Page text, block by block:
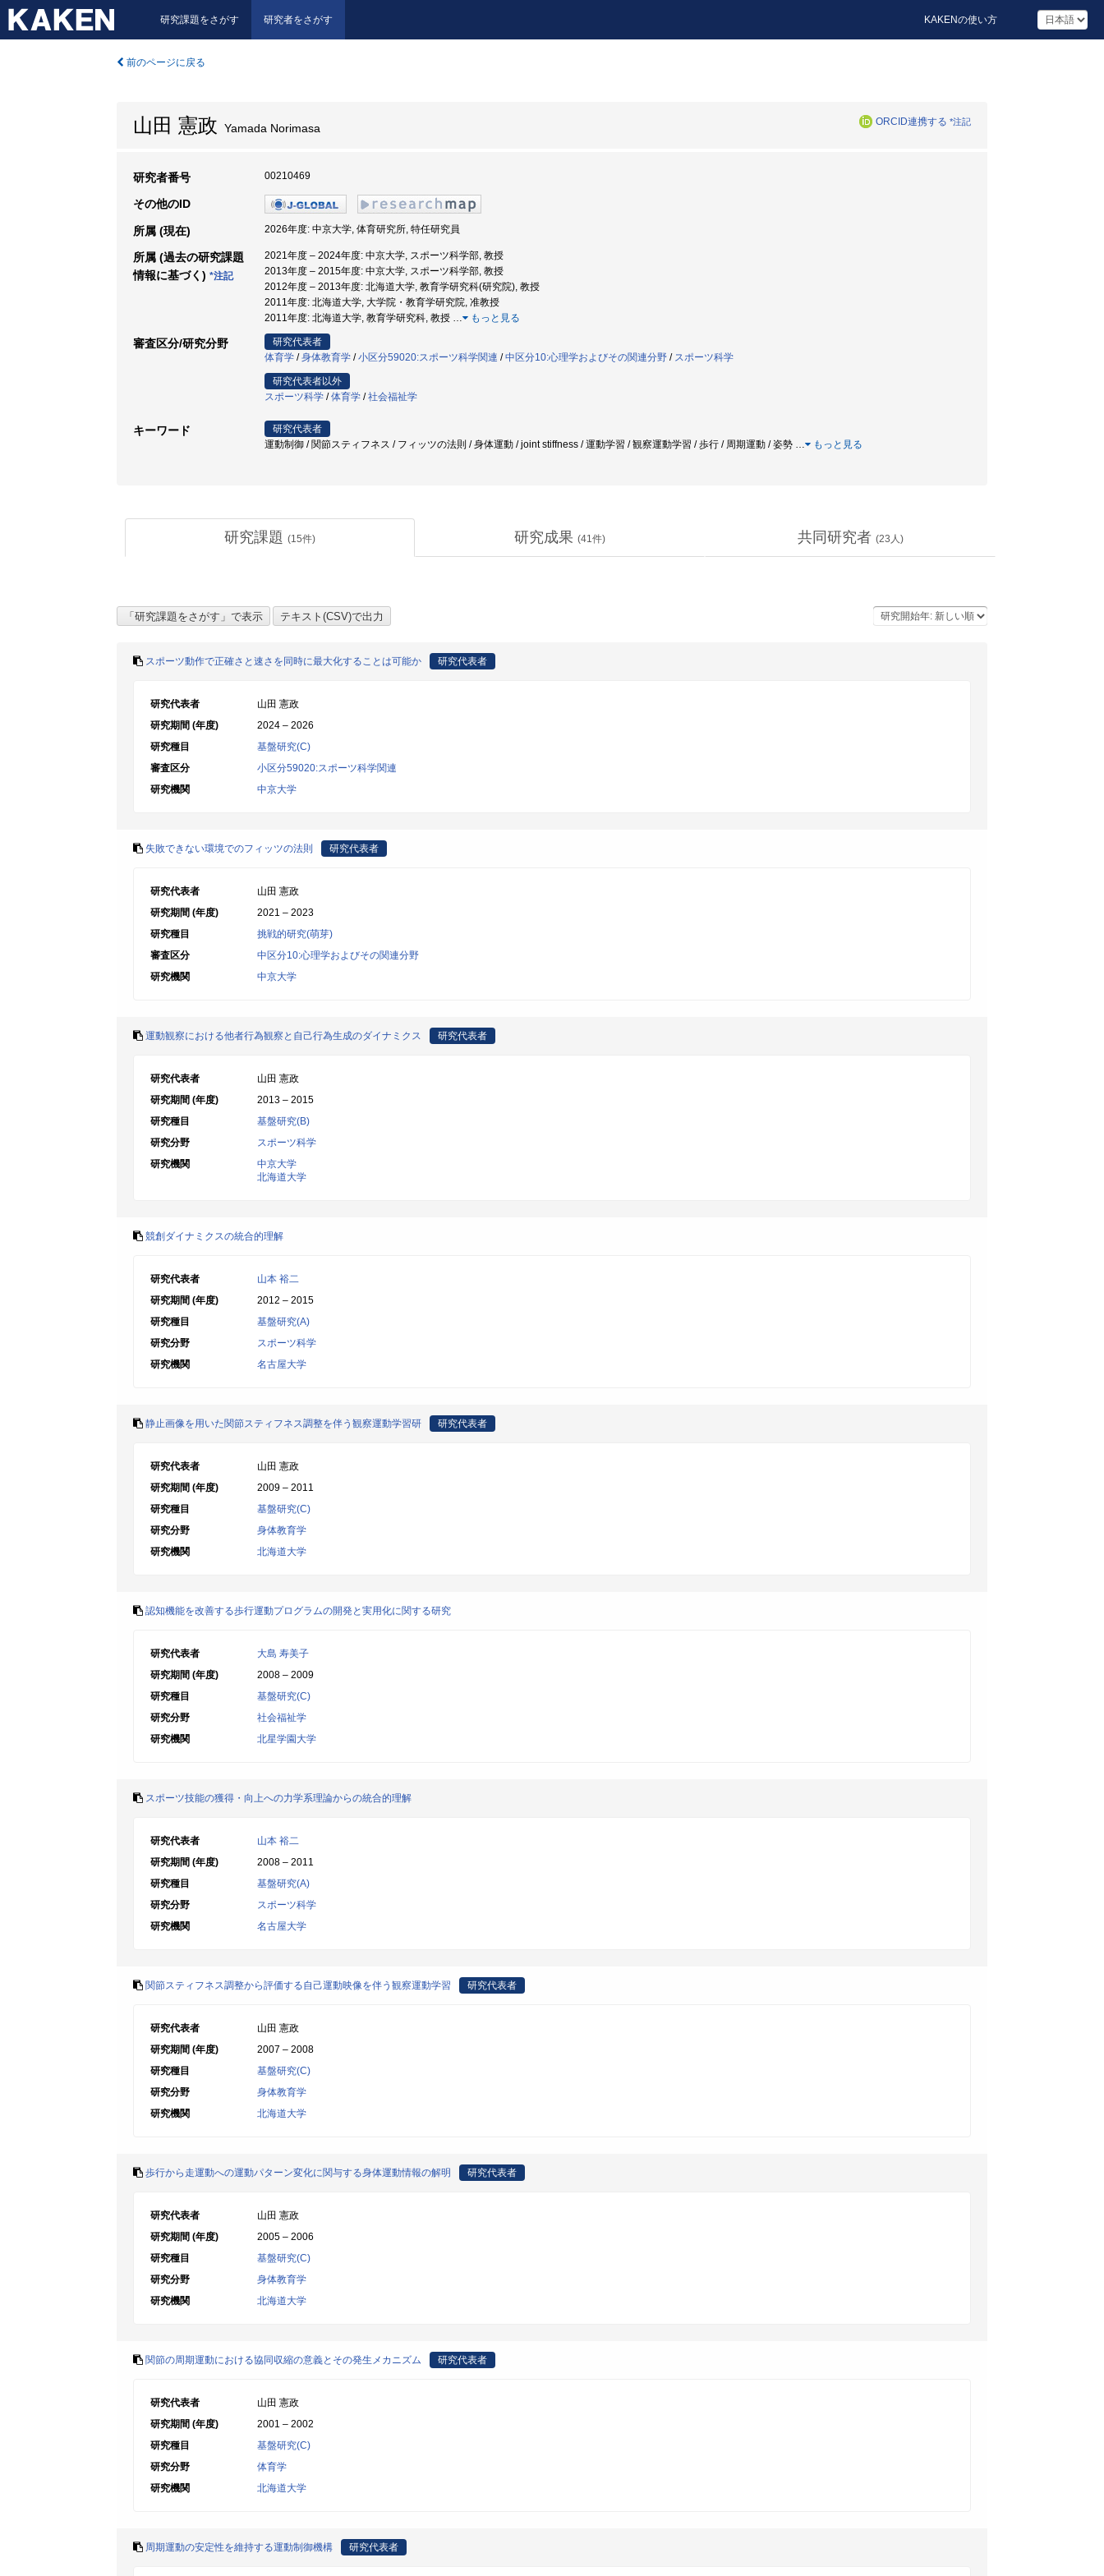
研究課題をさがす 研究者をさがす KAKENの使い方
前のページに戻る
山田 憲政 Yamada Norimasa ORCID連携する *注記
研究者番号 00210469
その他のID
所属 (現在) 2026年度: 中京大学, 体育研究所, 特任研究員
所属 (過去の研究課題
情報に基づく) *注記
2021年度 – 2024年度: 中京大学, スポーツ科学部, 教授
2013年度 – 2015年度: 中京大学, スポーツ科学部, 教授
2012年度 – 2013年度: 北海道大学, 教育学研究科(研究院), 教授
2011年度: 北海道大学, 大学院・教育学研究院, 准教授
2011年度: 北海道大学, 教育学研究科, 教授 … もっと見る
審査区分/研究分野
研究代表者
体育学 /身体教育学 /小区分59020:スポーツ科学関連 /中区分10:心理学およびその関連分野 / スポーツ科学
研究代表者以外
スポーツ科学 /体育学 /社会福祉学
キーワード
研究代表者
運動制御 / 関節スティフネス / フィッツの法則 / 身体運動 / joint stiffness / 運動学習 / 観察運動学習 / 歩行 / 周期運動 / 姿勢 … もっと見る
研究課題 (15件) 研究成果 (41件) 共同研究者 (23 人)
スポーツ動作で正確さと速さを同時に最大化することは可能か 研究代表者
研究代表者
山田 憲政
研究期間 (年度)
2024 – 2026
研究種目
基盤研究(C)
審査区分
小区分59020:スポーツ科学関連
研究機関
中京大学
失敗できない環境でのフィッツの法則 研究代表者
研究代表者
山田 憲政
研究期間 (年度)
2021 – 2023
研究種目
挑戦的研究(萌芽)
審査区分
中区分10:心理学およびその関連分野
研究機関
中京大学
運動観察における他者行為観察と自己行為生成のダイナミクス 研究代表者
研究代表者
山田 憲政
研究期間 (年度)
2013 – 2015
研究種目
基盤研究(B)
研究分野
スポーツ科学
研究機関
中京大学
北海道大学
競創ダイナミクスの統合的理解
研究代表者
山本 裕二
研究期間 (年度)
2012 – 2015
研究種目
基盤研究(A)
研究分野
スポーツ科学
研究機関
名古屋大学
静止画像を用いた関節スティフネス調整を伴う観察運動学習研 研究代表者
研究代表者
山田 憲政
研究期間 (年度)
2009 – 2011
研究種目
基盤研究(C)
研究分野
身体教育学
研究機関
北海道大学
認知機能を改善する歩行運動プログラムの開発と実用化に関する研究
研究代表者
大島 寿美子
研究期間 (年度)
2008 – 2009
研究種目
基盤研究(C)
研究分野
社会福祉学
研究機関
北星学園大学
スポーツ技能の獲得・向上への力学系理論からの統合的理解
研究代表者
山本 裕二
研究期間 (年度)
2008 – 2011
研究種目
基盤研究(A)
研究分野
スポーツ科学
研究機関
名古屋大学
関節スティフネス調整から評価する自己運動映像を伴う観察運動学習 研究代表者
研究代表者
山田 憲政
研究期間 (年度)
2007 – 2008
研究種目
基盤研究(C)
研究分野
身体教育学
研究機関
北海道大学
歩行から走運動への運動パターン変化に関与する身体運動情報の解明 研究代表者
研究代表者
山田 憲政
研究期間 (年度)
2005 – 2006
研究種目
基盤研究(C)
研究分野
身体教育学
研究機関
北海道大学
関節の周期運動における協同収縮の意義とその発生メカニズム 研究代表者
研究代表者
山田 憲政
研究期間 (年度)
2001 – 2002
研究種目
基盤研究(C)
研究分野
体育学
研究機関
北海道大学
周期運動の安定性を維持する運動制御機構 研究代表者